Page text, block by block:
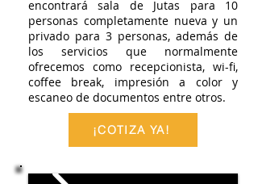
encontrará sala de Jutas para 10
personas completamente nueva y un
privado para 3 personas, además de
los servicios que normalmente
ofrecemos como recepcionista, wi-fi,
coffee break, impresión a color y
escaneo de documentos entre otros.
¡COTIZA YA!